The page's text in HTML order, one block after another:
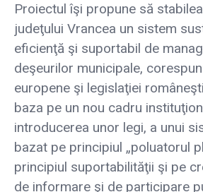
Proiectul îşi propune să
judeţului Vrancea un sistem
eficienţă şi suportabil de
deşeurilor municipale,
europene şi legislaţiei
baza pe un nou cadru
introducerea unor legi, a unui
bazat pe principiul „poluatorul
principiul suportabilităţii şi pe
de informare şi de participare